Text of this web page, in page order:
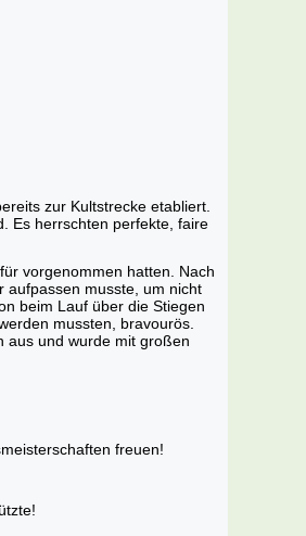
zur Kultstrecke etabliert.
Es herrschten perfekte, faire
vorgenommen hatten. Nach
aufpassen musste, um nicht
beim Lauf über die Stiegen
mussten, bravourös.
aus und wurde mit großen
freuen!